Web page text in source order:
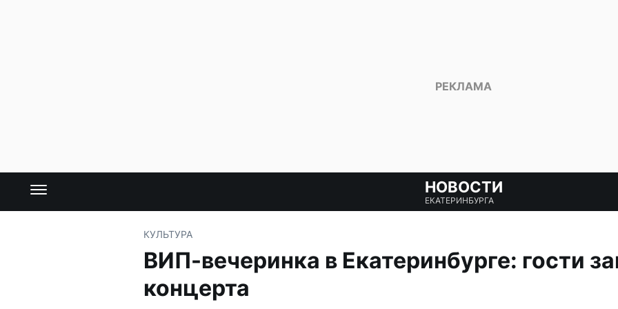
НОВОСТИ
ЕКАТЕРИНБУРГА
КУЛЬТУРА
ВИП-вечеринка в Екатеринбурге: гости
концерта